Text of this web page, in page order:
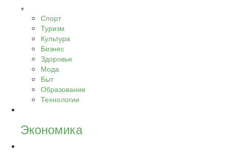
+
Спорт
Туризм
Культура
Бизнес
Здоровье
Мода
Быт
Образование
Технологии
Экономика